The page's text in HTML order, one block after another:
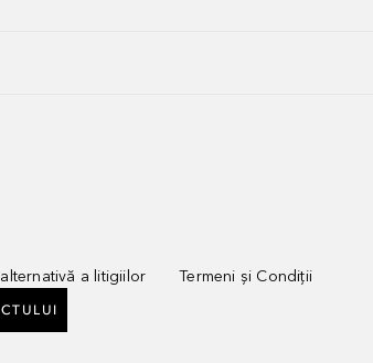
a litigiilor
Termeni și Condiții